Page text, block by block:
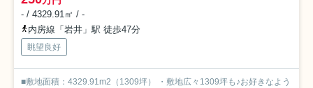
- / 4329.91㎡ / -
内房線「岩井」駅 徒歩47分
眺望良好
■敷地面積：4329.91m2（1309坪） ・敷地広々1309坪も♪お好きなよう